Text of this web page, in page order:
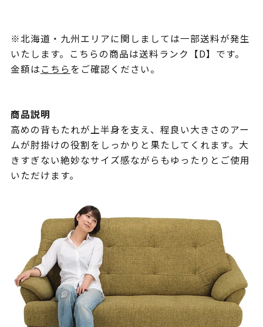
※北海道・九州エリアに関しましては一部送料が発生
いたします。こちらの商品は送料ランク【D】です。
金額はこちらをご確認ください。
商品説明
高めの背もたれが上半身を支え、程良い大きさのアー
ムが肘掛けの役割をしっかりと果たしてくれます。大
きすぎない絶妙なサイズ感ながらもゆったりとご使用
いただけます。